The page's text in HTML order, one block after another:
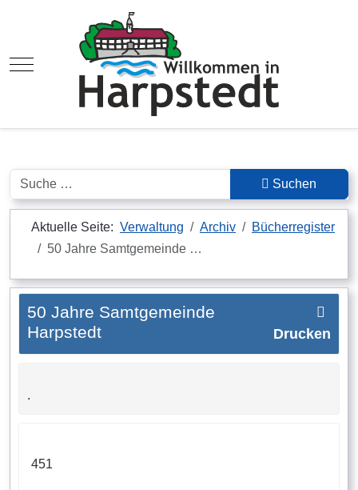
Mobile Menu Toggle
Suchen Suchen
Aktuelle Seite: Verwaltung Archiv
Bücherregister
50 Jahre Samtgemeinde …
Drucken
50 Jahre Samtgemeinde
Harpstedt
.
451